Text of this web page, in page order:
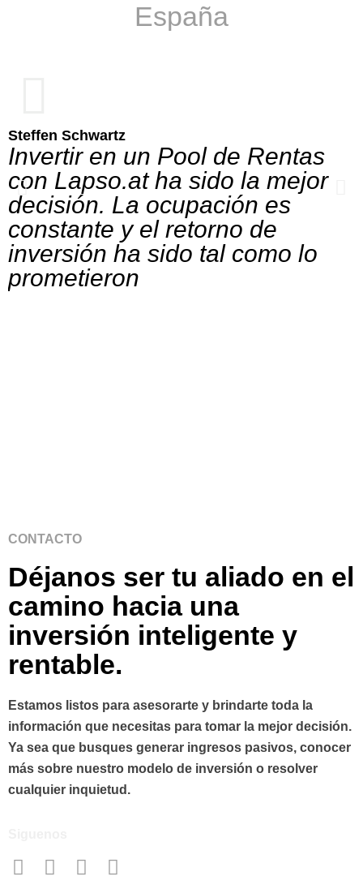
España
Steffen Schwartz
Invertir en un Pool de Rentas
con Lapso.at ha sido la mejor
decisión. La ocupación es
constante y el retorno de
inversión ha sido tal como lo
prometieron
CONTACTO
Déjanos ser tu aliado en el
camino hacia una
inversión inteligente y
rentable.
Estamos listos para asesorarte y brindarte toda la
información que necesitas para tomar la mejor decisión.
Ya sea que busques generar ingresos pasivos, conocer
más sobre nuestro modelo de inversión o resolver
cualquier inquietud.